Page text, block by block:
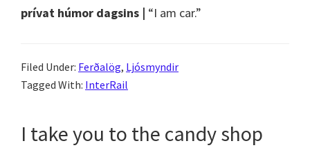
prívat húmor dagsins | “I am car.”
Filed Under: Ferðalög, Ljósmyndir
Tagged With: InterRail
I take you to the candy shop